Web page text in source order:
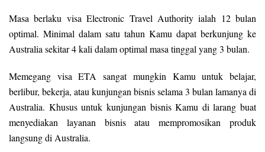
Masa berlaku visa Electronic Travel Authority ialah 12 bulan
optimal. Minimal dalam satu tahun Kamu dapat berkunjung ke
Australia sekitar 4 kali dalam optimal masa tinggal yang 3 bulan.
Memegang visa ETA sangat mungkin Kamu untuk belajar,
berlibur, bekerja, atau kunjungan bisnis selama 3 bulan lamanya di
Australia. Khusus untuk kunjungan bisnis Kamu di larang buat
menyediakan layanan bisnis atau mempromosikan produk
langsung di Australia.